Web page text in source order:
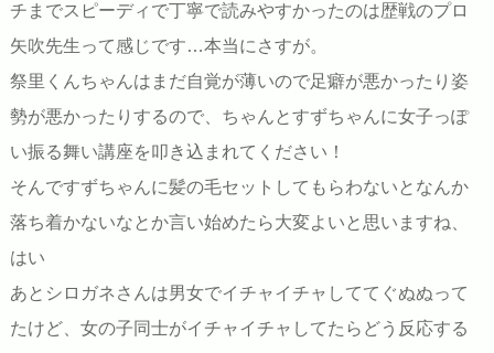
チまでスピーディで丁寧で読みやすかったのは歴戦のプロ
矢吹先生って感じです…本当にさすが。
祭里くんちゃんはまだ自覚が薄いので足癖が悪かったり姿
勢が悪かったりするので、ちゃんとすずちゃんに女子っぽ
い振る舞い講座を叩き込まれてください！
そんですずちゃんに髪の毛セットしてもらわないとなんか
落ち着かないなとか言い始めたら大変よいと思いますね、
はい
あとシロガネさんは男女でイチャイチャしててぐぬぬって
たけど、女の子同士がイチャイチャしてたらどう反応する